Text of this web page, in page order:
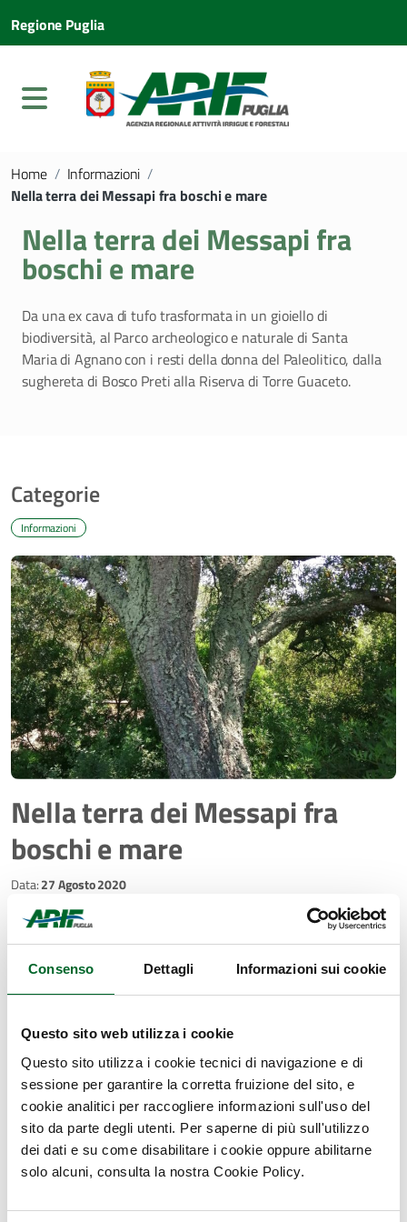
Consenso Dettagli Informazioni sui cookie
Questo sito web utilizza i cookie
Questo sito utilizza i cookie tecnici di navigazione e di
sessione per garantire la corretta fruizione del sito, e
cookie analitici per raccogliere informazioni sull'uso del
sito da parte degli utenti. Per saperne di più sull'utilizzo
dei dati e su come disabilitare i cookie oppure abilitarne
solo alcuni, consulta la nostra Cookie Policy.
Regione Puglia
Home / Informazioni /
Nella terra dei Messapi fra boschi e mare
Nella terra dei Messapi fra
boschi e mare
Da una ex cava di tufo trasformata in un gioiello di
biodiversità, al Parco archeologico e naturale di Santa
Maria di Agnano con i resti della donna del Paleolitico, dalla
sughereta di Bosco Preti alla Riserva di Torre Guaceto.
Categorie
Informazioni
Nella terra dei Messapi fra
boschi e mare
Data:27 Agosto 2020
Da una ex cava di tufo trasformata in un gioiello di biodiversità,
al Parco archeologico e naturale di Santa Maria di Agnano con i